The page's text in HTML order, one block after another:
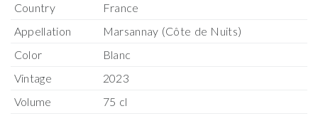
Country
France
Appellation
Marsannay (Côte de Nuits)
Color
Blanc
Vintage
2023
Volume
75 cl